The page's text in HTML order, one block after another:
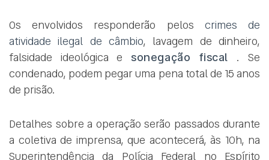
Os envolvidos responderão pelos crimes de
atividade ilegal de câmbio, lavagem de dinheiro,
falsidade ideológica esonegação fiscal . Se
condenado, podem pegar uma pena total de 15 anos
de prisão.
Detalhes sobre a operação serão passados durante
a coletiva de imprensa, que acontecerá, às 10h, na
Superintendência da Polícia Federal no Espírito